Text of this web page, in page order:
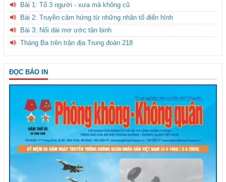
Bài 1: Tổ 3 người - xưa mà không cũ
Bài 2: Truyền cảm hứng từ những nhân tố điển hình
Bài 3: Nối dài mơ ước tân binh
Tháng Ba trên trận địa Trung đoàn 218
ĐỌC BÁO IN